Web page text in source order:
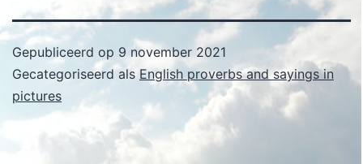
Gepubliceerd op 9 november 2021
Gecategoriseerd als English proverbs and sayings in
pictures